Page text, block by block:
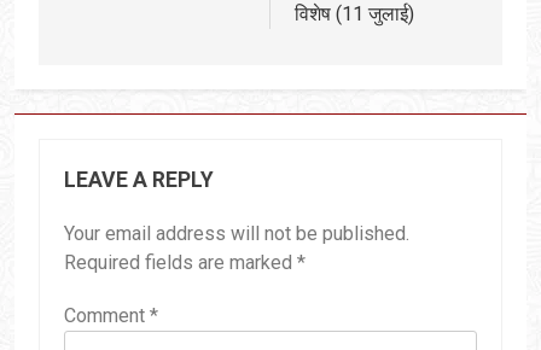
विशेष (11 जुलाई)
LEAVE A REPLY
Your email address will not be published.
Required fields are marked *
Comment *